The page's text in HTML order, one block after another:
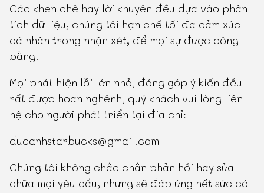
Các khen chê hay lời khuyên đều dựa vào phân
tích dữ liệu, chúng tôi hạn chế tối đa cảm xúc
cá nhân trong nhận xét, để mọi sự được công
bằng.
Mọi phát hiện lỗi lớn nhỏ, đóng góp ý kiến đều
rất được hoan nghênh, quý khách vui lòng liên
hệ cho người phát triển tại địa chỉ:
ducanhstarbucks@gmail.com
Chúng tôi không chắc chắn phản hồi hay sửa
chữa mọi yêu cầu, nhưng sẽ đáp ứng hết sức có